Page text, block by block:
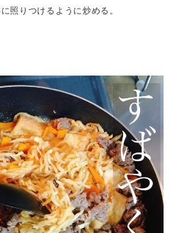
照りつけるように炒める。